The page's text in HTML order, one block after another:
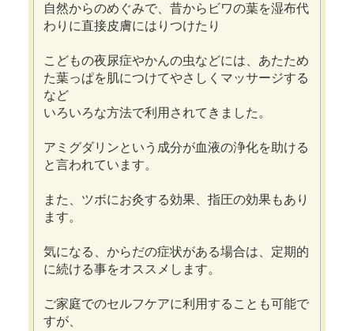
自然からのめぐみで、昔からビワの葉を湿布代
わりに直接皮膚にはりつけたり
こどもの夜尿症やかんの虫などには、あたため
た葉っぱを肌につけてやさしくマッサージする
など
いろいろな方法で利用されてきました。
アミグダリンという成分が血液の浄化を助ける
と言われています。
また、ツボにお灸する効果、指圧の効果もあり
ます。
気になる、からだの症状がある場合は、定期的
に続ける事をオススメします。
ご家庭でのセルフケアに利用することも可能で
すが、